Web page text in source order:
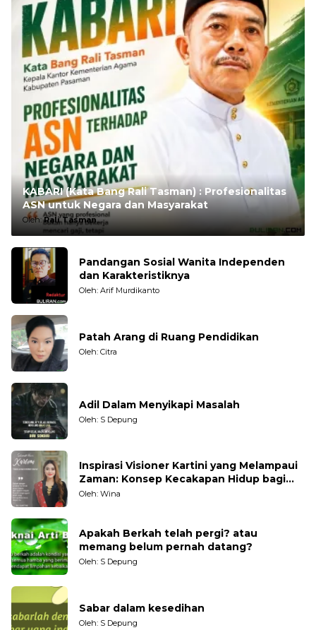
KABARI (Kata Bang Rali Tasman) : Profesionalitas
ASN untuk Negara dan Masyarakat
Oleh:Rali Tasman
Pandangan Sosial Wanita Independen
dan Karakteristiknya
Oleh: Arif Murdikanto
Patah Arang di Ruang Pendidikan
Oleh: Citra
Adil Dalam Menyikapi Masalah
Oleh: S Depung
Inspirasi Visioner Kartini yang Melampaui
Zaman: Konsep Kecakapan Hidup bagi
Generasi Muda
Oleh: Wina
Apakah Berkah telah pergi? atau
memang belum pernah datang?
Oleh: S Depung
Sabar dalam kesedihan
Oleh: S Depung